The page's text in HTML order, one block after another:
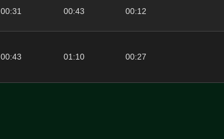
00:31 00:43 00:12
00:43 01:10 00:27